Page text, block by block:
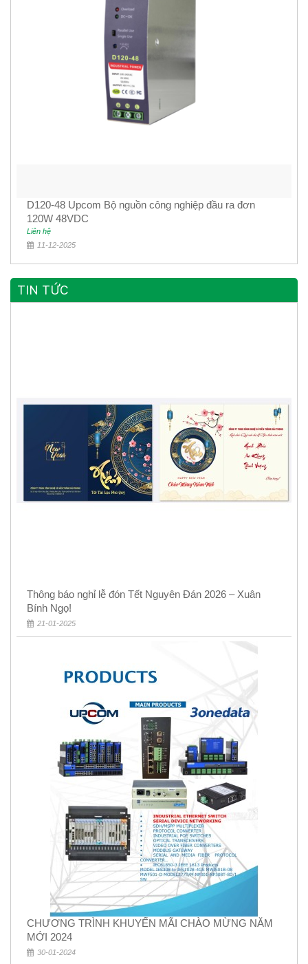
D120-48 Upcom Bộ nguồn công nghiệp đầu ra đơn
120W 48VDC
Liên hệ
11-12-2025
TIN TỨC
Thông báo nghỉ lễ đón Tết Nguyên Đán 2026 – Xuân
Bính Ngọ!
21-01-2025
CHƯƠNG TRÌNH KHUYẾN MÃI CHÀO MỪNG NĂM
MỚI 2024
30-01-2024